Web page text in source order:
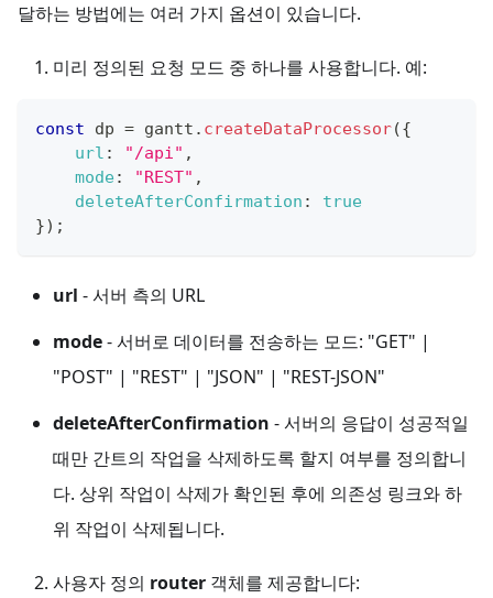
달하는 방법에는 여러 가지 옵션이 있습니다.
미리 정의된 요청 모드 중 하나를 사용합니다. 예:
const dp = gantt . createDataProcessor({
url : "/api" ,
mode: "REST" ,
deleteAfterConfirmation :
true
}) ;
url - 서버 측의 URL
mode- 서버로 데이터를 전송하는 모드: "GET" |
"POST" | "REST" | "JSON" | "REST-JSON"
deleteAfterConfirmation - 서버의 응답이 성공적일
때만 간트의 작업을 삭제하도록 할지 여부를 정의합니
다. 상위 작업이 삭제가 확인된 후에 의존성 링크와 하
위 작업이 삭제됩니다.
사용자 정의 router 객체를 제공합니다: